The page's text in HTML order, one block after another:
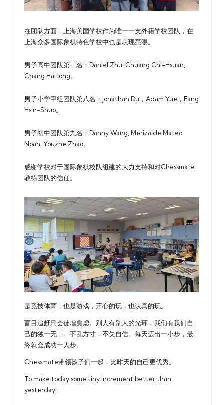
在团队方面，上海美国学校作为唯一一支外籍学校团队，在
上海众多国际象棋特色学校中也是表现亮眼。
男子高中团队第二名：Daniel Zhu, Chuang Chi-Hsuan,
Chang Haitong。
男子小学甲组团队第八名：Jonathan Du，Adam Yue，Fang
Hsin-Shuo。
男子初中团队第九名：Danny Wang, Merizalde Mateo
Noah, Youzhe Zhao。
感谢学校对于国际象棋校队组建的大力支持和对Chessmate
教练团队的信任。
是竞技体育，也是游戏，开心的玩，也认真的玩。
盲目追赶只会徒增焦虑。别人有别人的光环，我们有我们自
己的独一无二。不乱方寸，不失自信。每天迈出一小步，最
终就会成功一大步。
Chessmate带领孩子们一起，比昨天的自己更优秀。
To make today some tiny increment better than
yesterday!